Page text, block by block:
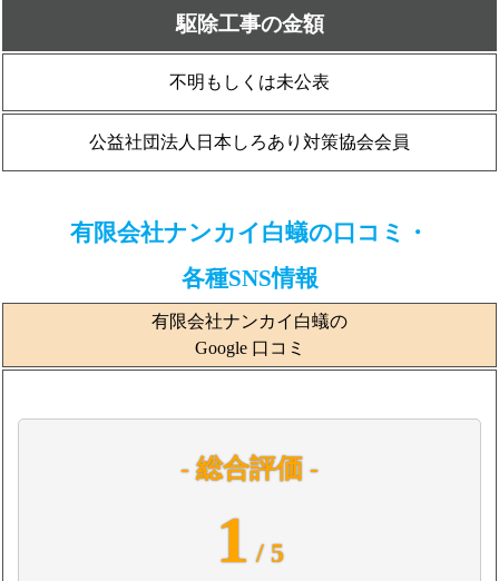
駆除工事の金額
不明もしくは未公表
公益社団法人日本しろあり対策協会会員
有限会社ナンカイ白蟻の口コミ・
各種SNS情報
有限会社ナンカイ白蟻の
Google 口コミ
- 総合評価 -
1 / 5